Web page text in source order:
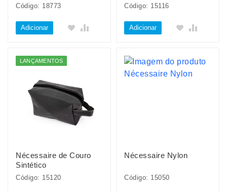
Código: 18773
Adicionar
Código: 15116
Adicionar
LANÇAMENTOS
Nécessaire de Couro
Sintético
Código: 15120
Nécessaire Nylon
Código: 15050